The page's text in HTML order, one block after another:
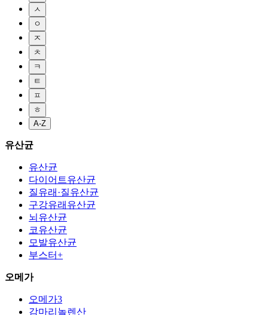
ㅅ
ㅇ
ㅈ
ㅊ
ㅋ
ㅌ
ㅍ
ㅎ
A-Z
유산균
유산균
다이어트유산균
질유래·질유산균
구강유래유산균
뇌유산균
코유산균
모발유산균
부스터+
오메가
오메가3
감마리놀렌산